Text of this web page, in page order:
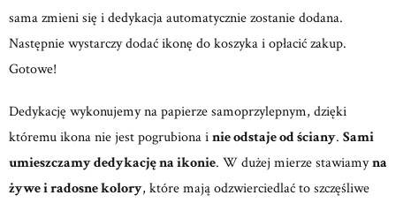
sama zmieni się i dedykacja automatycznie zostanie dodana.
Następnie wystarczy dodać ikonę do koszyka i opłacić zakup.
Gotowe!
Dedykację wykonujemy na papierze samoprzylepnym, dzięki
któremu ikona nie jest pogrubiona inie odstaje od ściany. Sami
umieszczamy dedykację na ikonie. W dużej mierze stawiamyna
żywe i radosne kolory, które mają odzwierciedlać to szczęśliwe